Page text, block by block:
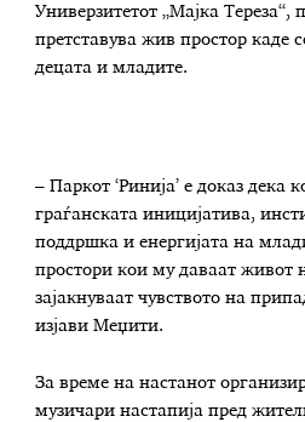
Универзитетот „Мајка Тереза“,
претставува жив простор каде
децата и младите.
– Паркот ‘Ринија’ е доказ дека
граѓанската иницијатива,
поддршка и енергијата на
простори кои му даваат живот
зајакнуваат чувството на
изјави Меџити.
За време на настанот
музичари настапија пред